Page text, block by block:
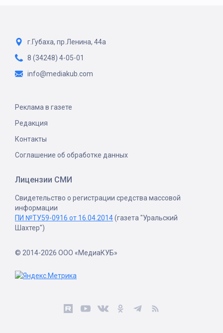
г.Губаха, пр.Ленина, 44а
8 (34248) 4-05-01
info@mediakub.com
Реклама в газете
Редакция
Контакты
Соглашение об обработке данных
Лицензии СМИ
Свидетельство о регистрации средства массовой
информации
ПИ №ТУ59-0916 от 16.04.2014(газета "Уральский
Шахтер")
© 2014-2026 ООО «МедиаКУБ»